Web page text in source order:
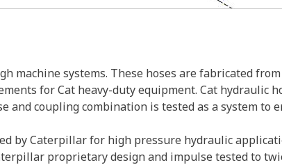
machine systems. These hoses are fabricated
for Cat heavy-duty equipment. Cat hydraulic
and coupling combination is tested as a system
by Caterpillar for high pressure hydraulic
proprietary design and impulse tested to